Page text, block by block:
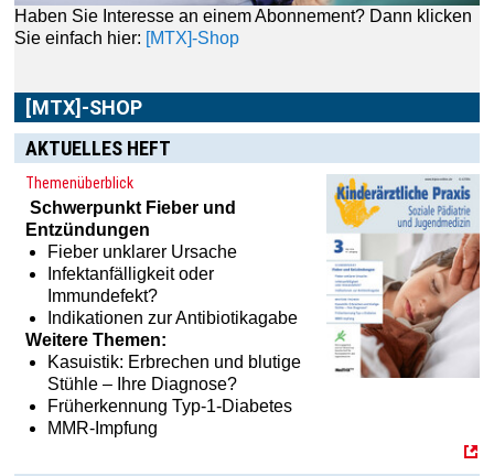
Haben Sie Interesse an einem Abonnement? Dann klicken
Sie einfach hier: [MTX]-Shop
[MTX]-SHOP
AKTUELLES HEFT
Themenüberblick
Schwerpunkt Fieber und
Entzündungen
Fieber unklarer Ursache
Infektanfälligkeit oder
Immundefekt?
Indikationen zur Antibiotikagabe
Weitere Themen:
Kasuistik: Erbrechen und blutige
Stühle – Ihre Diagnose?
Früherkennung Typ-1-Diabetes
MMR-Impfung